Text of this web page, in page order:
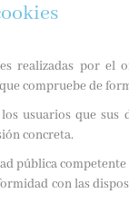
realizadas por el
compruebe de
usuarios que
concreta.
pública
con las